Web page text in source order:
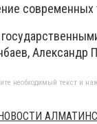
Александр
необходимый текст и